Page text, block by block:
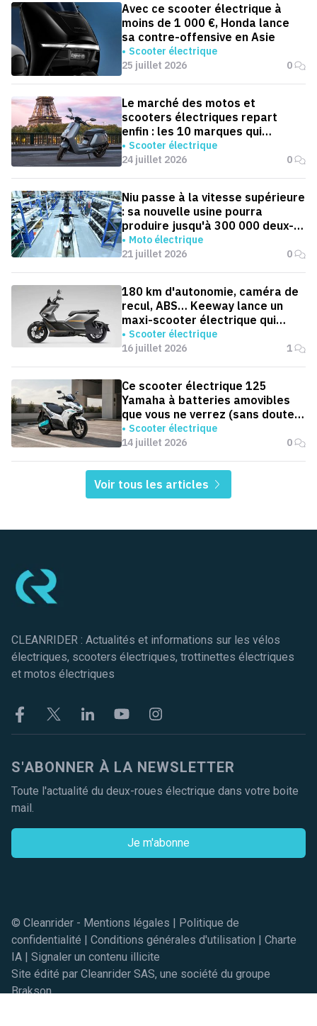
Avec ce scooter électrique à
moins de 1 000 €, Honda lance
sa contre-offensive en Asie
Scooter électrique
25 juillet 2026
0
Le marché des motos et
scooters électriques repart
enfin : les 10 marques qui
dominent la France
Scooter électrique
24 juillet 2026
0
Niu passe à la vitesse supérieure
: sa nouvelle usine pourra
produire jusqu'à 300 000 deux-
roues électriques par an
Moto électrique
21 juillet 2026
0
180 km d'autonomie, caméra de
recul, ABS… Keeway lance un
maxi-scooter électrique qui
défie le BMW CE 04
Scooter électrique
16 juillet 2026
1
Ce scooter électrique 125
Yamaha à batteries amovibles
que vous ne verrez (sans doute)
jamais en Europe
Scooter électrique
14 juillet 2026
0
Voir tous les articles
CLEANRIDER : Actualités et informations sur les vélos
électriques, scooters électriques, trottinettes électriques
et motos électriques
FacebookTwitter LinkekinYoutubeInstagram
S'ABONNER À LA NEWSLETTER
Toute l'actualité du deux-roues électrique dans votre boite
mail.
Je m'abonne
© Cleanrider - Mentions légales | Politique de
confidentialité | Conditions générales d'utilisation | Charte
IA | Signaler un contenu illicite
Site édité par Cleanrider SAS, une société du groupe
Brakson